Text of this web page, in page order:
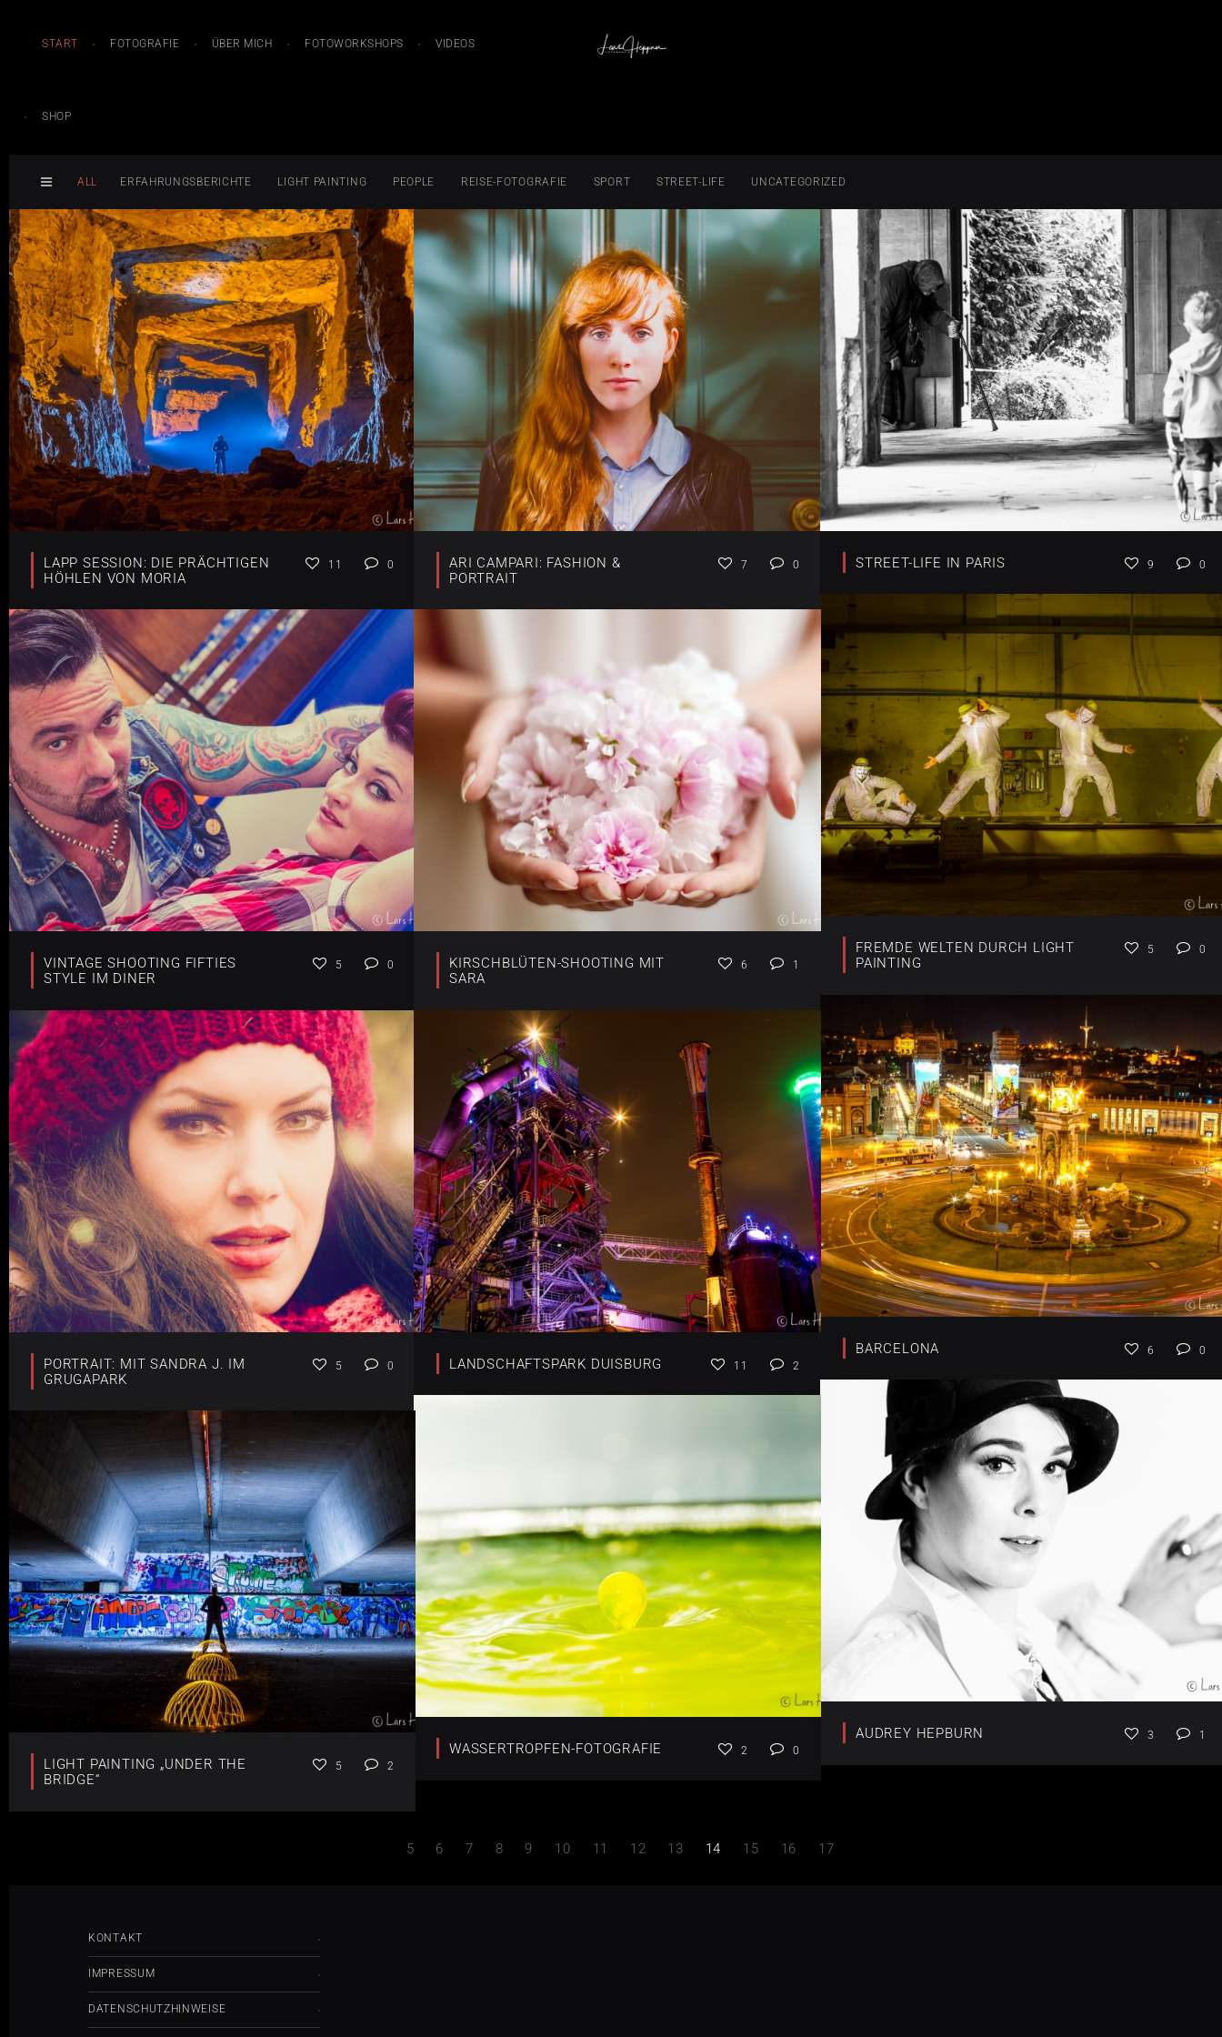
START FOTOGRAFIE ÜBER MICH FOTOWORKSHOPS VIDEOS
SHOP
ALL ERFAHRUNGSBERICHTE LIGHT PAINTING PEOPLE REISE-FOTOGRAFIE SPORT STREET-LIFE UNCATEGORIZED
LAPP SESSION: DIE PRÄCHTIGEN
HÖHLEN VON MORIA
11 0
ARI CAMPARI: FASHION &
PORTRAIT
7 0 STREET-LIFE IN PARIS 9 0
FREMDE WELTEN DURCH LIGHT
PAINTING
5 0
VINTAGE SHOOTING FIFTIES
STYLE IM DINER
5 0
KIRSCHBLÜTEN-SHOOTING MIT
SARA
6 1
BARCELONA 6 0
PORTRAIT: MIT SANDRA J. IM
GRUGAPARK
5 0 LANDSCHAFTSPARK DUISBURG 11 2
AUDREY HEPBURN 3 1
WASSERTROPFEN-FOTOGRAFIE 2 0
LIGHT PAINTING „UNDER THE
BRIDGE“
5 2
5 6 7 8 9 10 11 12 13 14 15 16 17
KONTAKT
IMPRESSUM
DATENSCHUTZHINWEISE